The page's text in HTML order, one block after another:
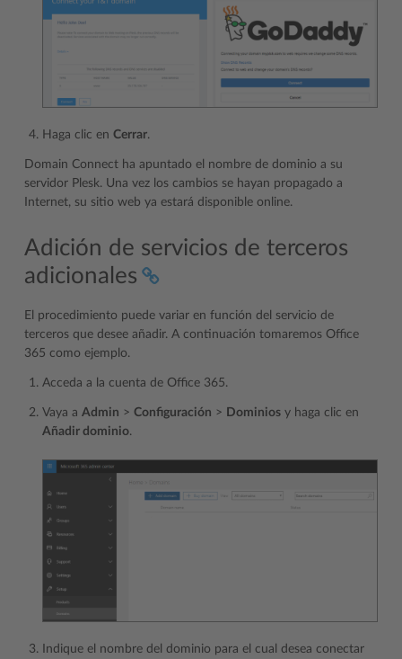
Haga clic en Cerrar.
Domain Connect ha apuntado el nombre de dominio a su
servidor Plesk. Una vez los cambios se hayan propagado a
Internet, su sitio web ya estará disponible online.
Adición de servicios de terceros
adicionales
El procedimiento puede variar en función del servicio de
terceros que desee añadir. A continuación tomaremos Office
365 como ejemplo.
Acceda a la cuenta de Office 365.
Vaya a Admin > Configuración > Dominios y haga clic en
Añadir dominio.
Indique el nombre del dominio para el cual desea conectar